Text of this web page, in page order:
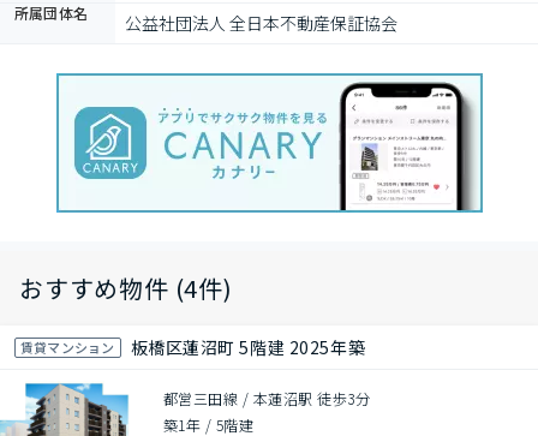
所属団体名 公益社団法人 全日本不動産保証協会
おすすめ物件 (4件)
賃貸マンション 板橋区蓮沼町 5階建 2025年築
都営三田線 / 本蓮沼駅 徒歩3分
築1年 / 5階建